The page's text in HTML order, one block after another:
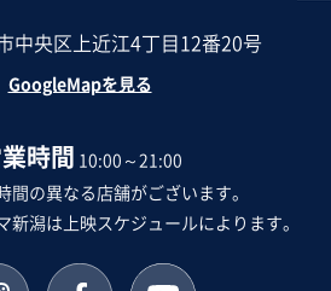
中央区上近江4丁目12番20号
GoogleMapを見る
時間 10:00～21:00
間の異なる店舗がございます。
新潟は上映スケジュールによります。